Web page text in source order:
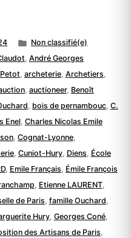
Publié
dans
Non classifié(e)
,André Georges
, archeterie, Archetiers,
, auctioneer, Benoît
, bois de pernambouc, C.
Enel, Charles Nicolas Emile
, Cognat-Lyonne,
, Cuniot-Hury, Diens, École
, Emile Français, Émile François
, Etienne LAURENT,
de Paris, famille Ouchard,
Hury, Georges Coné,
des Artisans de Paris,